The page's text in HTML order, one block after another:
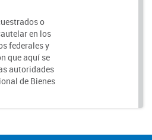
o
en los
federales y
que aquí se
autoridades
de Bienes